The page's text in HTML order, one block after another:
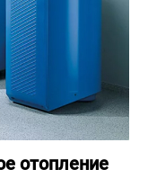
отопление